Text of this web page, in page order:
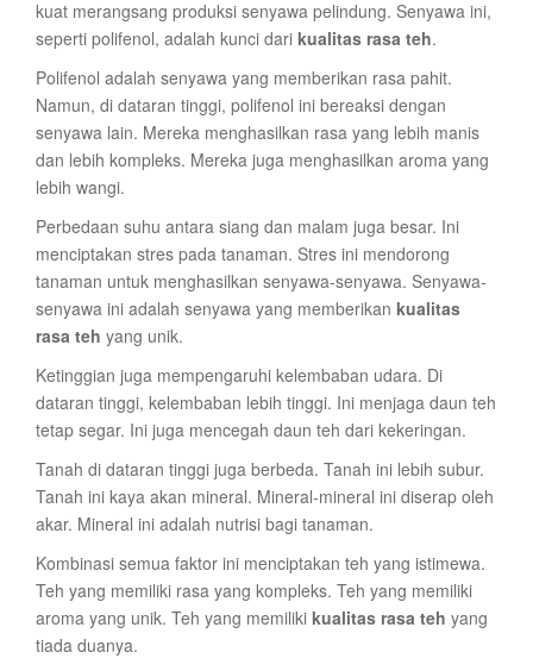
kuat merangsang produksi senyawa pelindung. Senyawa ini,
seperti polifenol, adalah kunci dari kualitas rasa teh.
Polifenol adalah senyawa yang memberikan rasa pahit.
Namun, di dataran tinggi, polifenol ini bereaksi dengan
senyawa lain. Mereka menghasilkan rasa yang lebih manis
dan lebih kompleks. Mereka juga menghasilkan aroma yang
lebih wangi.
Perbedaan suhu antara siang dan malam juga besar. Ini
menciptakan stres pada tanaman. Stres ini mendorong
tanaman untuk menghasilkan senyawa-senyawa. Senyawa-
senyawa ini adalah senyawa yang memberikan kualitas
rasa teh yang unik.
Ketinggian juga mempengaruhi kelembaban udara. Di
dataran tinggi, kelembaban lebih tinggi. Ini menjaga daun teh
tetap segar. Ini juga mencegah daun teh dari kekeringan.
Tanah di dataran tinggi juga berbeda. Tanah ini lebih subur.
Tanah ini kaya akan mineral. Mineral-mineral ini diserap oleh
akar. Mineral ini adalah nutrisi bagi tanaman.
Kombinasi semua faktor ini menciptakan teh yang istimewa.
Teh yang memiliki rasa yang kompleks. Teh yang memiliki
aroma yang unik. Teh yang memiliki kualitas rasa teh yang
tiada duanya.